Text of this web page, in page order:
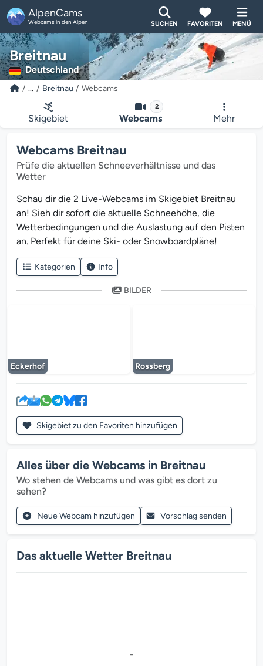
AlpenCams
Webcams in den Alpen SUCHEN FAVORITEN MENÜ
Breitnau
Deutschland
... Breitnau Webcams
Skigebiet
2
Webcams Mehr
Webcams Breitnau
Prüfe die aktuellen Schneeverhältnisse und das
Wetter
Schau dir die 2 Live-Webcams im Skigebiet Breitnau
an! Sieh dir sofort die aktuelle Schneehöhe, die
Wetterbedingungen und die Auslastung auf den Pisten
an. Perfekt für deine Ski- oder Snowboardpläne!
Kategorien Info
BILDER
Eckerhof Rossberg
Skigebiet zu den Favoriten hinzufügen
Alles über die Webcams in Breitnau
Wo stehen de Webcams und was gibt es dort zu
sehen?
Neue Webcam hinzufügen Vorschlag senden
Das aktuelle Wetter Breitnau
-